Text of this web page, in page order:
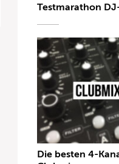
Testmarathon
Die besten 4-